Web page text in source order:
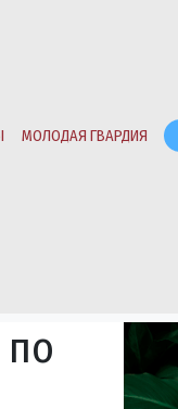
МОЛОДАЯ ГВАРДИЯ